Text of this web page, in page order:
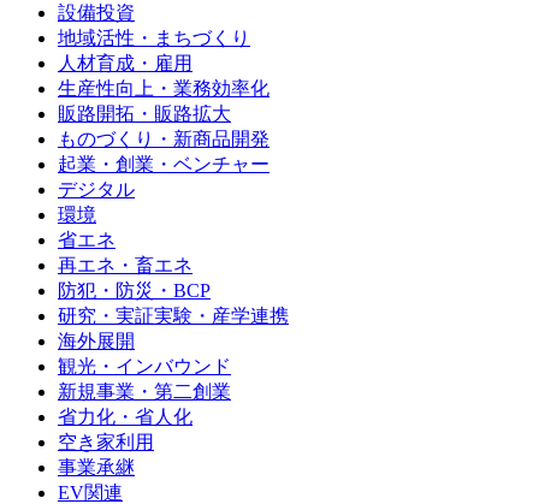
設備投資
地域活性・まちづくり
人材育成・雇用
生産性向上・業務効率化
販路開拓・販路拡大
ものづくり・新商品開発
起業・創業・ベンチャー
デジタル
環境
省エネ
再エネ・畜エネ
防犯・防災・BCP
研究・実証実験・産学連携
海外展開
観光・インバウンド
新規事業・第二創業
省力化・省人化
空き家利用
事業承継
EV関連